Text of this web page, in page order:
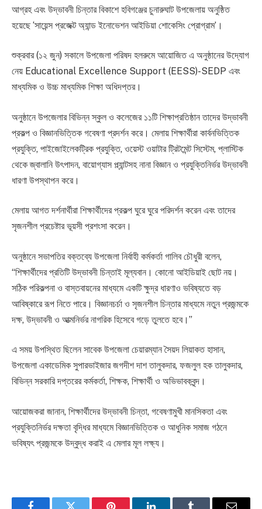
আগ্রহ এবং উদ্ভাবনী চিন্তার বিকাশে হবিগঞ্জের চুনারুঘাট উপজেলায় অনুষ্ঠিত
হয়েছে ‘সায়েন্স প্রজেক্ট অ্যান্ড ইনোভেশন আইডিয়া শোকেসিং প্রোগ্রাম’।
শুক্রবার (১২ জুন) সকালে উপজেলা পরিষদ হলরুমে আয়োজিত এ অনুষ্ঠানের উদ্যোগ
নেয় Educational Excellence Support (EESS)-SEDP এবং
মাধ্যমিক ও উচ্চ মাধ্যমিক শিক্ষা অধিদপ্তর।
অনুষ্ঠানে উপজেলার বিভিন্ন স্কুল ও কলেজের ১১টি শিক্ষাপ্রতিষ্ঠান তাদের উদ্ভাবনী
প্রকল্প ও বিজ্ঞানভিত্তিক গবেষণা প্রদর্শন করে। মেলায় শিক্ষার্থীরা কার্বনভিত্তিক
প্রযুক্তি, পাইজোইলেকট্রিক প্রযুক্তি, ওয়েস্ট ওয়াটার ট্রিটমেন্ট সিস্টেম, প্লাস্টিক
থেকে জ্বালানি উৎপাদন, বায়োগ্যাস প্ল্যান্টসহ নানা বিজ্ঞান ও প্রযুক্তিনির্ভর উদ্ভাবনী
ধারণা উপস্থাপন করে।
মেলায় আগত দর্শনার্থীরা শিক্ষার্থীদের প্রকল্প ঘুরে ঘুরে পরিদর্শন করেন এবং তাদের
সৃজনশীল প্রচেষ্টার ভূয়সী প্রশংসা করেন।
অনুষ্ঠানে সভাপতির বক্তব্যে উপজেলা নির্বাহী কর্মকর্তা গালিব চৌধুরী বলেন,
“শিক্ষার্থীদের প্রতিটি উদ্ভাবনী চিন্তাই মূল্যবান। কোনো আইডিয়াই ছোট নয়।
সঠিক পরিকল্পনা ও বাস্তবায়নের মাধ্যমে একটি ক্ষুদ্র ধারণাও ভবিষ্যতে বড়
আবিষ্কারে রূপ নিতে পারে। বিজ্ঞানচর্চা ও সৃজনশীল চিন্তার মাধ্যমে নতুন প্রজন্মকে
দক্ষ, উদ্ভাবনী ও আত্মনির্ভর নাগরিক হিসেবে গড়ে তুলতে হবে।”
এ সময় উপস্থিত ছিলেন সাবেক উপজেলা চেয়ারম্যান সৈয়দ লিয়াকত হাসান,
উপজেলা একাডেমিক সুপারভাইজার জগদীশ দাশ তালুকদার, ফজলুল হক তালুকদার,
বিভিন্ন সরকারি দপ্তরের কর্মকর্তা, শিক্ষক, শিক্ষার্থী ও অভিভাবকবৃন্দ।
আয়োজকরা জানান, শিক্ষার্থীদের উদ্ভাবনী চিন্তা, গবেষণামুখী মানসিকতা এবং
প্রযুক্তিনির্ভর দক্ষতা বৃদ্ধির মাধ্যমে বিজ্ঞানভিত্তিক ও আধুনিক সমাজ গঠনে
ভবিষ্যৎ প্রজন্মকে উদ্বুদ্ধ করাই এ মেলার মূল লক্ষ্য।